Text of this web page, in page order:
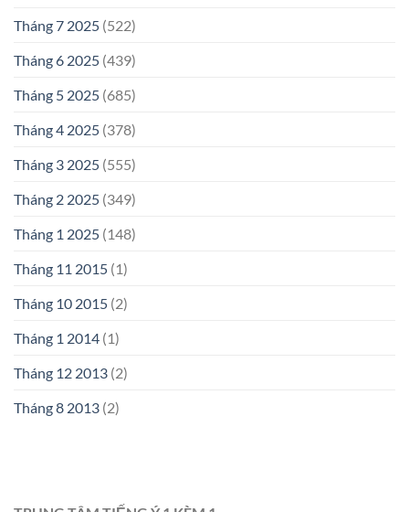
Tháng 7 2025 (522)
Tháng 6 2025 (439)
Tháng 5 2025 (685)
Tháng 4 2025 (378)
Tháng 3 2025 (555)
Tháng 2 2025 (349)
Tháng 1 2025 (148)
Tháng 11 2015 (1)
Tháng 10 2015 (2)
Tháng 1 2014 (1)
Tháng 12 2013 (2)
Tháng 8 2013 (2)